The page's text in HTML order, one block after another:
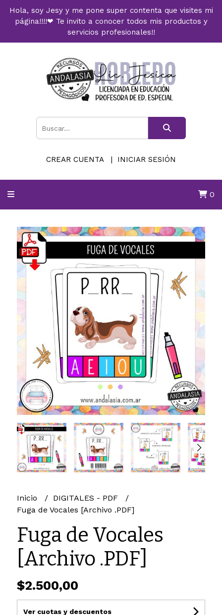
Hola, soy Jesy y me pone super contenta que visites mi
página!!!!❤ Te invito a conocer todos mis productos y
servicios profesionales!!
CREAR CUENTA INICIAR SESIÓN
0
Inicio
DIGITALES - PDF
Fuga de Vocales [Archivo .PDF]
Fuga de Vocales
[Archivo .PDF]
$2.500,00
Ver cuotas y descuentos